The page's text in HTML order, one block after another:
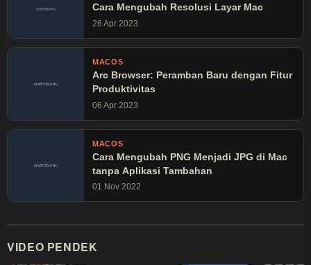
Cara Mengubah Resolusi Layar Mac
26 Apr 2023
MACOS
Arc Browser: Peramban Baru dengan Fitur
Produktivitas
06 Apr 2023
MACOS
Cara Mengubah PNG Menjadi JPG di Mac
tanpa Aplikasi Tambahan
01 Nov 2022
VIDEO PENDEK